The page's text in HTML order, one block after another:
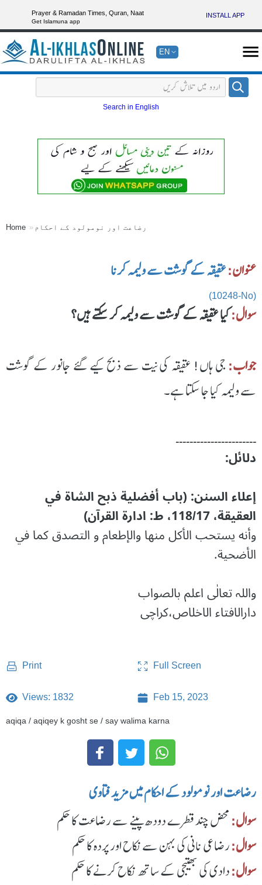
Prayer & Ramadan Times, Quran, Naat
Get Islamuna app
INSTALL APP
EN
Search in English
Home رضاعت اور نومولود کے احکام
عنوان:عقیقہ کے گوشت سے ولیمہ کرنا
(10248-No)
سوال:کیا عقیقہ کے گوشت سے ولیمہ کر سکتے ہیں؟
جواب:جی ہاں! عقیقہ کی نیت سے ذبح کیے گئے جانور کے گوشت
سے ولیمہ کیا جا سکتا ہے۔
۔۔۔۔۔۔۔۔۔۔۔۔۔۔۔۔۔۔۔۔۔۔۔
دلائل:
إعلاء السنن: (باب أفضلية ذبح الشاة في
العقيقة، 118/17، ط: ادارۃ القرآن)
وأنه يستحب الأكل منها والإطعام و التصدق كما في
الأضحية.
واللہ تعالٰی اعلم بالصواب
دارالافتاء الاخلاص،کراچی
Print Full Screen
Views: 1832 Feb 15, 2023
aqiqa / aqiqey k gosht se / say walima karna
رضاعت اور نومولود کے احکام میں مزید فتاوی
سوال: محض چند قطرے دودھ پینے سے رضاعت کا حکم
سوال:رضاعی نانی کی بہن سے نکاح اور پردہ کا حکم
سوال:دادی کی بھتیجی کے ساتھ نکاح کرنے کا حکم